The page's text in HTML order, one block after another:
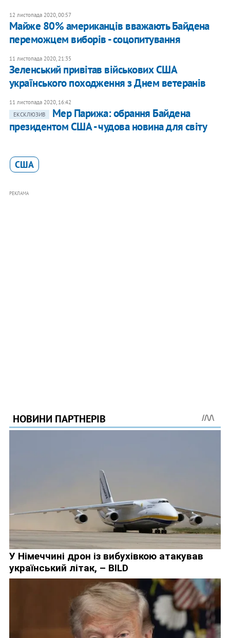
12 листопада 2020, 00:57
Майже 80% американців вважають Байдена
переможцем виборів - соцопитування
11 листопада 2020, 21:35
Зеленський привітав військових США
українського походження з Днем ветеранів
11 листопада 2020, 16:42
ЕКСКЛЮЗИВ
​Мер Парижа: обрання Байдена
президентом США - чудова новина для світу
США
РЕКЛАМА